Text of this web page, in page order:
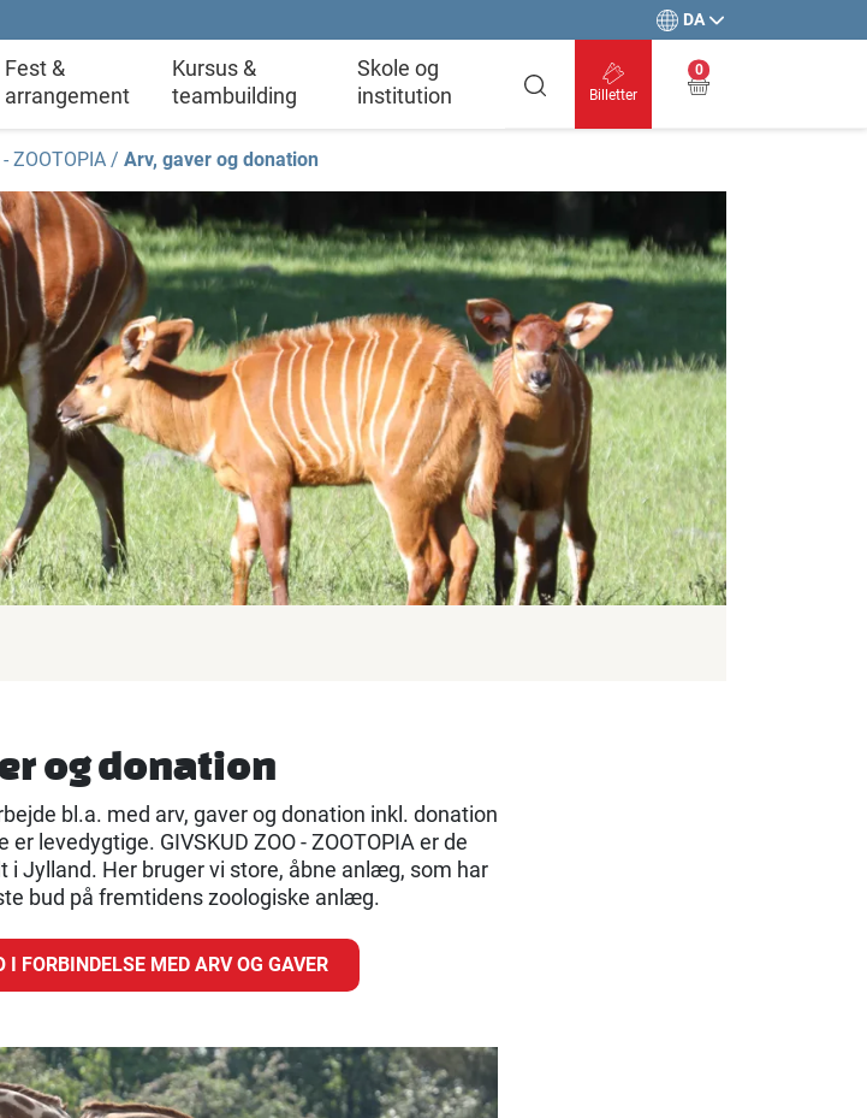
DA
Fest &
arrangement
Kursus &
teambuilding
Skole og
institution
Billetter
0
ZOOTOPIA / Arv, gaver og donation
og donation
bl.a. med arv, gaver og donation inkl. donation
levedygtige. GIVSKUD ZOO - ZOOTOPIA er de
Jylland. Her bruger vi store, åbne anlæg, som har
bud på fremtidens zoologiske anlæg.
I FORBINDELSE MED ARV OG GAVER